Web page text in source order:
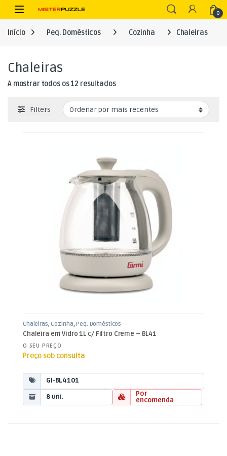
Skip to navigation
Skip to content
Open 0
Início Peq. Domésticos Cozinha Chaleiras
Chaleiras
A mostrar todos os 12 resultadosOrdenado por mais recentes
Filters
Chaleiras,Cozinha, Peq. Domésticos
Chaleira em Vidro 1L c/ Filtro Creme – BL41
O SEU PREÇO
Preço sob consulta
GI-BL4101
8 uni.
Por
encomenda